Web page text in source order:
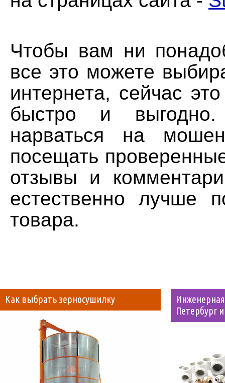
Чтобы вам ни
все это можете
интернета, сейчас
быстро и
нарваться на
посещать
отзывы и
естественно лучше
товара.
Как выбрать зерносушилку
Петербург